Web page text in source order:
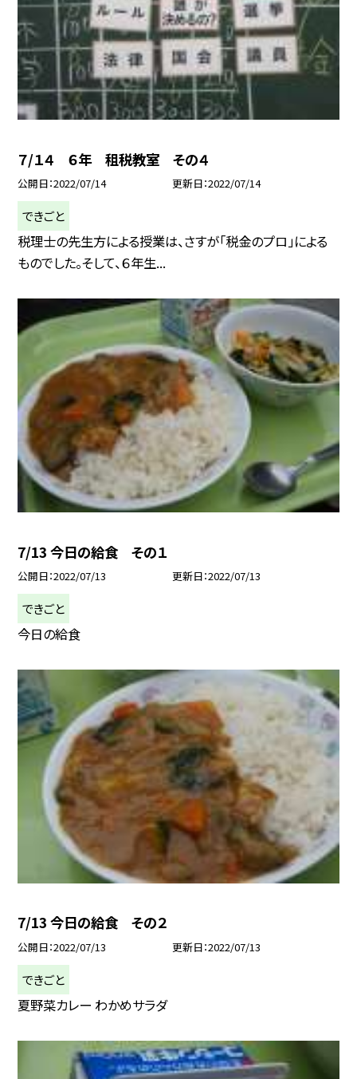
７/１４ ６年 租税教室 その４
公開日 2022/07/14 更新日 2022/07/14
できごと
税理士の先生方による授業は、さすが「税金のプロ」による
ものでした。そして、６年生...
7/13 今日の給食 その１
公開日 2022/07/13 更新日 2022/07/13
できごと
今日の給食
7/13 今日の給食 その２
公開日 2022/07/13 更新日 2022/07/13
できごと
夏野菜カレー わかめサラダ